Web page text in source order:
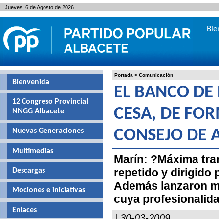
Portada > Comunicación
EL BANCO DE
CESA, DE
CONSEJO DE
Marín: ?Máxima
repetido y dirigido
Además lanzaron
cuya
Bienvenida
12 Congreso Provincial
NNGG Albacete
Nuevas Generaciones
Multimedias
Descargas
Mociones e iniciativas
Enlaces
Jueves, 6 de Agosto de 2026